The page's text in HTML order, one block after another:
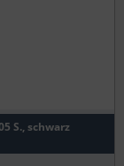
S., schwarz